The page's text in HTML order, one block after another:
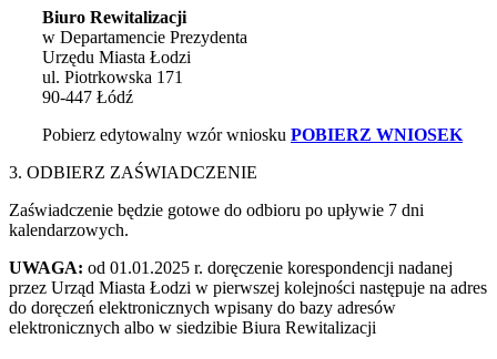
Biuro Rewitalizacji
w Departamencie Prezydenta
Urzędu Miasta Łodzi
ul. Piotrkowska 171
90-447 Łódź
Pobierz edytowalny wzór wniosku POBIERZ WNIOSEK
3. ODBIERZ ZAŚWIADCZENIE
Zaświadczenie będzie gotowe do odbioru po upływie 7 dni
kalendarzowych.
UWAGA: od 01.01.2025 r. doręczenie korespondencji nadanej
przez Urząd Miasta Łodzi w pierwszej kolejności następuje na adres
do doręczeń elektronicznych wpisany do bazy adresów
elektronicznych albo w siedzibie Biura Rewitalizacji